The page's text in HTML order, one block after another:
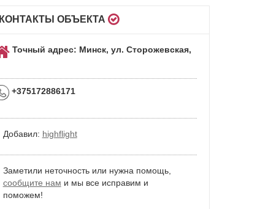
КОНТАКТЫ ОБЪЕКТА
Точный адрес: Минск, ул. Сторожевская,
+375172886171
Добавил: highflight
Заметили неточность или нужна помощь,
сообщите нам и мы все исправим и
поможем!